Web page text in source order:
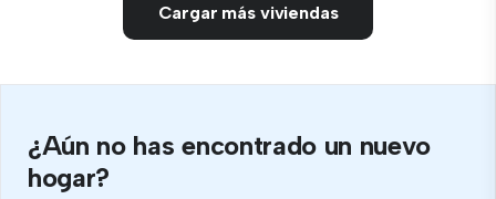
Cargar más viviendas
¿Aún no has encontrado un nuevo
hogar?